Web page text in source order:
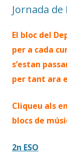
Jornada
El bloc del
per a cada
s’estan
per tant ara
Cliqueu als
blocs de
2n ESO